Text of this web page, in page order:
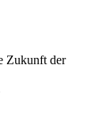
Zukunft der